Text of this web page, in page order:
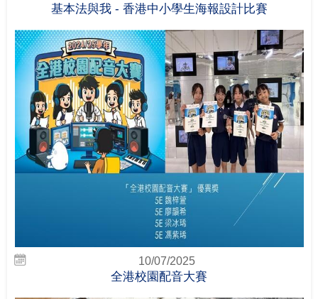
基本法與我 - 香港中小學生海報設計比賽
10/07/2025
全港校園配音大賽